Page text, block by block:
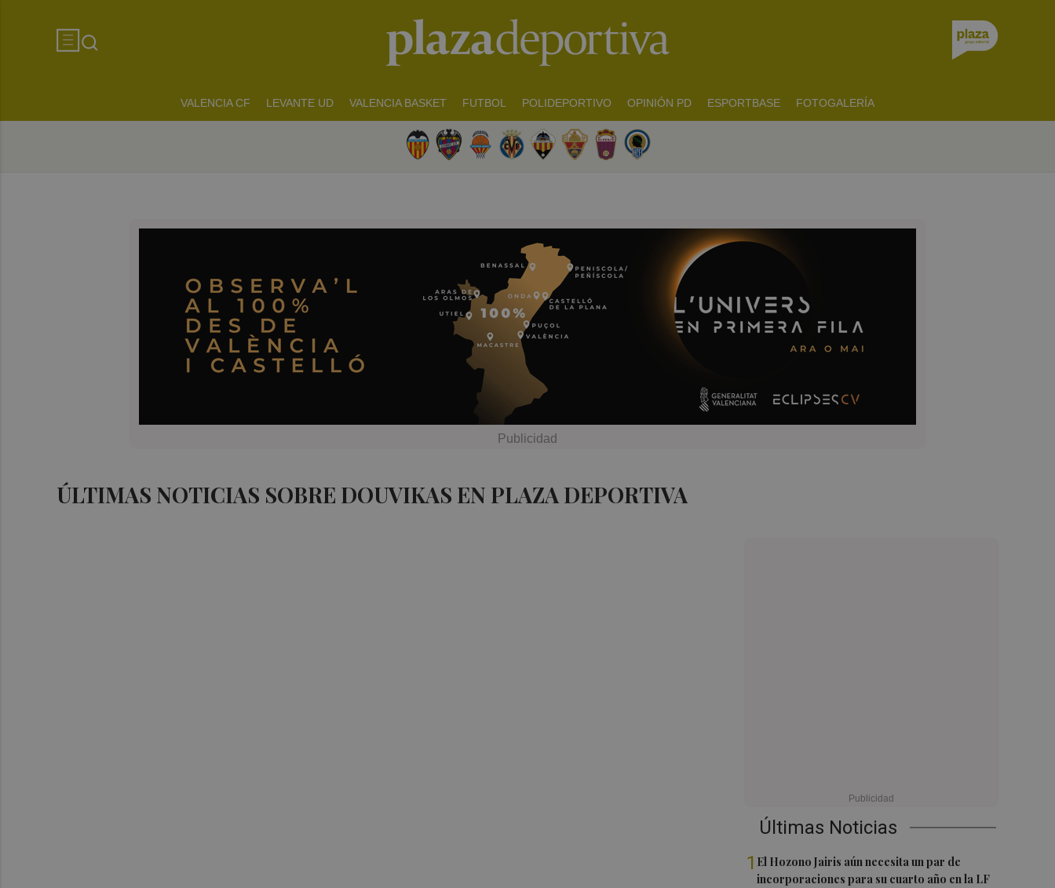
VALENCIA CF LEVANTE UD VALENCIA BASKET FUTBOL POLIDEPORTIVO OPINIÓN PD ESPORTBASE FOTOGALERÍA
ÚLTIMAS NOTICIAS SOBRE DOUVIKAS EN PLAZA DEPORTIVA
Últimas Noticias
1 El Hozono Jairis aún necesita un par de
incorporaciones para su cuarto año en la LF